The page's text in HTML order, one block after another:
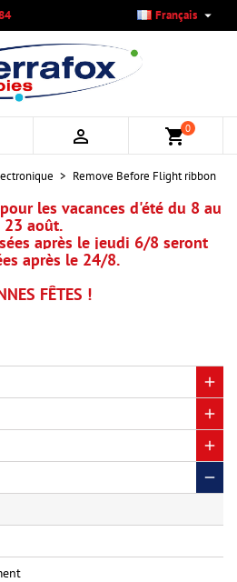
Français 
 shopping_cart0
Remove Before Flight ribbon
les vacances d'été du 8 au
23 août.
après le jeudi 6/8 seront
après le 24/8.
FÊTES !
×
liste
×
Créer une liste d'envies
×
pour ajouter des produits à votre
Annuler Connexion